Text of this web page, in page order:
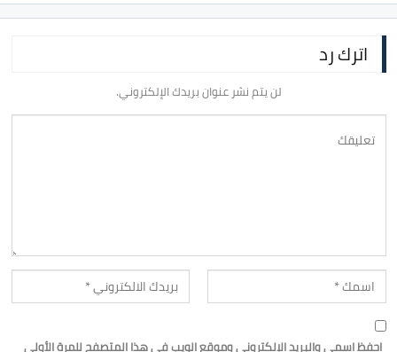
اترك رد
لن يتم نشر عنوان بريدك الإلكتروني.
احفظ اسمي والبريد الإلكتروني وموقع الويب في هذا المتصفح للمرة الأولى